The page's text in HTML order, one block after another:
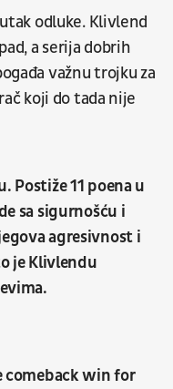
odluke. Klivlend
a serija dobrih
važnu trojku za
koji do tada nije
Postiže 11 poena u
sa sigurnošću i
agresivnost i
je Klivlendu
comeback win for